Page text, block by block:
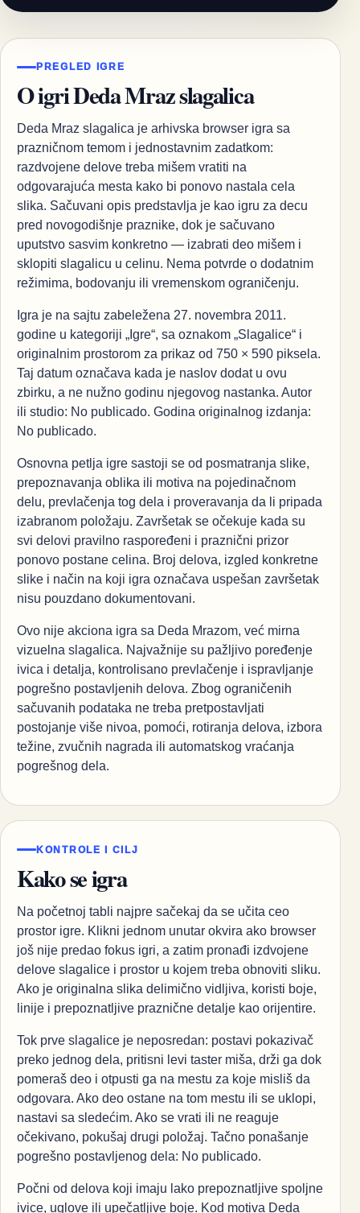
PREGLED IGRE
O igri Deda Mraz slagalica
Deda Mraz slagalica je arhivska browser igra sa
prazničnom temom i jednostavnim zadatkom:
razdvojene delove treba mišem vratiti na
odgovarajuća mesta kako bi ponovo nastala cela
slika. Sačuvani opis predstavlja je kao igru za decu
pred novogodišnje praznike, dok je sačuvano
uputstvo sasvim konkretno — izabrati deo mišem i
sklopiti slagalicu u celinu. Nema potvrde o dodatnim
režimima, bodovanju ili vremenskom ograničenju.
Igra je na sajtu zabeležena 27. novembra 2011.
godine u kategoriji „Igre“, sa oznakom „Slagalice“ i
originalnim prostorom za prikaz od 750 × 590 piksela.
Taj datum označava kada je naslov dodat u ovu
zbirku, a ne nužno godinu njegovog nastanka. Autor
ili studio: No publicado. Godina originalnog izdanja:
No publicado.
Osnovna petlja igre sastoji se od posmatranja slike,
prepoznavanja oblika ili motiva na pojedinačnom
delu, prevlačenja tog dela i proveravanja da li pripada
izabranom položaju. Završetak se očekuje kada su
svi delovi pravilno raspoređeni i praznični prizor
ponovo postane celina. Broj delova, izgled konkretne
slike i način na koji igra označava uspešan završetak
nisu pouzdano dokumentovani.
Ovo nije akciona igra sa Deda Mrazom, već mirna
vizuelna slagalica. Najvažnije su pažljivo poređenje
ivica i detalja, kontrolisano prevlačenje i ispravljanje
pogrešno postavljenih delova. Zbog ograničenih
sačuvanih podataka ne treba pretpostavljati
postojanje više nivoa, pomoći, rotiranja delova, izbora
težine, zvučnih nagrada ili automatskog vraćanja
pogrešnog dela.
KONTROLE I CILJ
Kako se igra
Na početnoj tabli najpre sačekaj da se učita ceo
prostor igre. Klikni jednom unutar okvira ako browser
još nije predao fokus igri, a zatim pronađi izdvojene
delove slagalice i prostor u kojem treba obnoviti sliku.
Ako je originalna slika delimično vidljiva, koristi boje,
linije i prepoznatljive praznične detalje kao orijentire.
Tok prve slagalice je neposredan: postavi pokazivač
preko jednog dela, pritisni levi taster miša, drži ga dok
pomeraš deo i otpusti ga na mestu za koje misliš da
odgovara. Ako deo ostane na tom mestu ili se uklopi,
nastavi sa sledećim. Ako se vrati ili ne reaguje
očekivano, pokušaj drugi položaj. Tačno ponašanje
pogrešno postavljenog dela: No publicado.
Počni od delova koji imaju lako prepoznatljive spoljne
ivice, uglove ili upečatljive boje. Kod motiva Deda